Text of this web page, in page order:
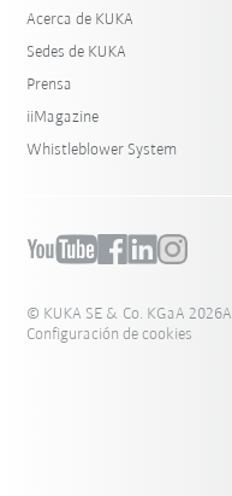
Acerca de KUKA
Sedes de KUKA
Prensa
iiMagazine
Whistleblower System
© KUKA SE & Co. KGaA 2026
Configuración de cookies